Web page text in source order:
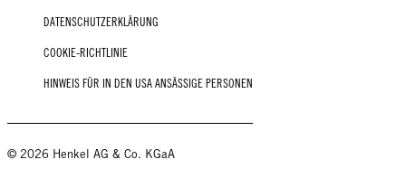
DATENSCHUTZERKLÄRUNG
COOKIE-RICHTLINIE
HINWEIS FÜR IN DEN USA ANSÄSSIGE PERSONEN
© 2026 Henkel AG & Co. KGaA